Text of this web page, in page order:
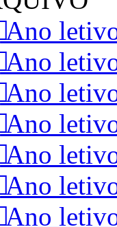
Ano
Ano
Ano
Ano
Ano
Ano
Ano